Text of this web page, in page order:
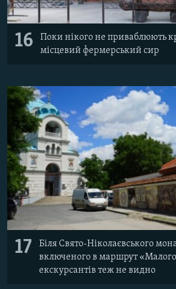
16
Поки нікого не приваблюють
місцевий фермерський сир
17
Біля Свято-Ніколаєвського
включеного в маршрут
екскурсантів теж не видно